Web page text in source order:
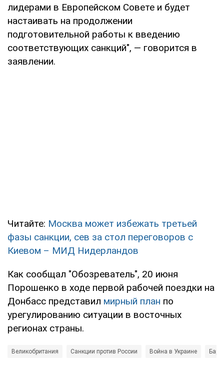
лидерами в Европейском Совете и будет
настаивать на продолжении
подготовительной работы к введению
соответствующих санкций", — говорится в
заявлении.
Читайте: Москва может избежать третьей
фазы санкции, сев за стол переговоров с
Киевом – МИД Нидерландов
Как сообщал "Обозреватель", 20 июня
Порошенко в ходе первой рабочей поездки на
Донбасс представил мирный план по
урегулированию ситуации в восточных
регионах страны.
Великобритания Санкции против России Война в Украине